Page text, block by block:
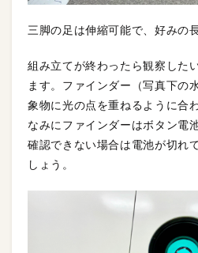
三脚の足は伸縮可能で、好みの
組み立てが終わったら観察した
ます。ファインダー（写真下の
象物に光の点を重ねるように合
なみにファインダーはボタン電
確認できない場合は電池が切れ
しょう。